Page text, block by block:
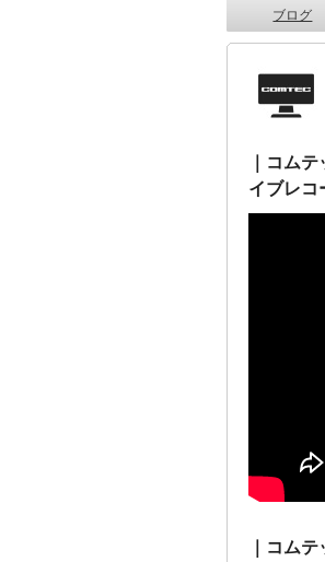
ブログ
｜コム
イブレコ
｜コム